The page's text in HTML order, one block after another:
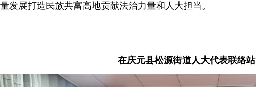
发展打造民族共富高地贡献法治力量和人大担当。
在庆元县松源街道人大代表联络站